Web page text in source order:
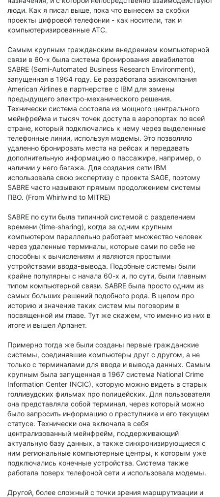
люди. Как я писал выше, пока что вынесем за скобки
проекты цифровой телефонии - как носители, так и
компьютеризированные АТС.
Самым крупным гражданским внедрением компьютерной
связи в 60-х была система бронирования авиабилетов
SABRE (Semi-Automated Business Research Environment),
запущенная в 1964 году. Ее разработала авиакомпания
American Airlines в партнерстве с IBM для замены
предыдущего электро-механического решения.
Технически система состояла из мощного центрального
мейнфрейма и тысяч точек доступа в аэропортах по всей
стране, который подключались к нему через выделенные
телефонные линии, используя модемы. Это позволяло
удаленно бронировать места на рейсах и передавать
дополнительную информацию о пассажире, например, о
наличии у него багажа. Для создания сети IBM
использовала свою экспертизу с проекта SAGE, поэтому
SABRE часто называют прямым продолжением системы
ПВО. (From Whirlwind to MITRE)
SABRE по сути была типичной системой с разделением
времени (time-sharing), когда за одним крупным
компьютером параллельно работает множество человек
через удаленные терминалы, которые сами по себе не
способны к вычислениям и являются простыми
устройствами ввода-вывода. Подобные системы были
крайне популярны с начала 60-х и, по сути, были главным
типом компьютерной связи. SABRE была просто одним из
самых больших решений подобного рода. В целом про
историю и значение таких систем мы поговорим в
посвященной им главе. Тут же скажем, что именно из них в
итоге и вышел Арпанет.
Примерно тогда же были созданы первые гражданские
системы, соединявшие компьютеры друг с другом, а не
только с терминалами для ввода и вывода данных. Самым
крупным была запущенная в 1967 система National Crime
Information Center (NCIC), которую можно видеть в старых
голливудских фильмах про полицейских. Для пользователя
она представляла собой терминал, через который можно
было запросить информацию о преступнике и его текущем
статусе. Технически она включала в себя
централизованный мейнфрейм, поддерживающий
актуальную базу данных, а также синхронизирующиеся с
ним региональные компьютерные центры, к которым уже
подключались конечные устройства. Система также
работала поверх телефоной сети и использовала модемы.
Другой, более сложный с точки зрения маршрутизации и